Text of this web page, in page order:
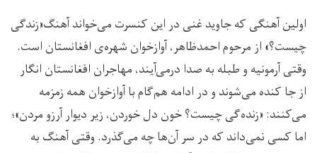
اولین آهنگی که جاوید غنی در این کنسرت می‌خواند آهنگ«زندگی
چیست؟» از مرحوم احمدظاهر، آوازخوان شهره‌ی افغانستان است.
وقتی آرمونیه و طبله به صدا درمی‌آیند، مهاجران افغانستان انگار
از جا کنده می‌شوند و در ادامه هم‌گام با آوازخوان همه زمزمه
می‌کنند: «زنده‌گی چیست؟ خون دل خوردن، زیر دیوار آرزو مردن»؛
اما کسی نمی‌داند که در سر آن‌ها چه می‌گذرد. وقتی آهنگ به